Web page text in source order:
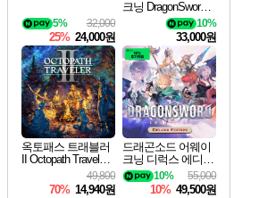
32,000
5%
25% 24,000원
크닝 DragonSword A
10%
33,000원
옥토패스 트래블러
II Octopath Traveler I
49,800
70% 14,940원
드래곤소드 어웨이
크닝 디럭스 에디션
DragonSword Awake
ning Deluxe Edition
55,000
10%
10% 49,500원